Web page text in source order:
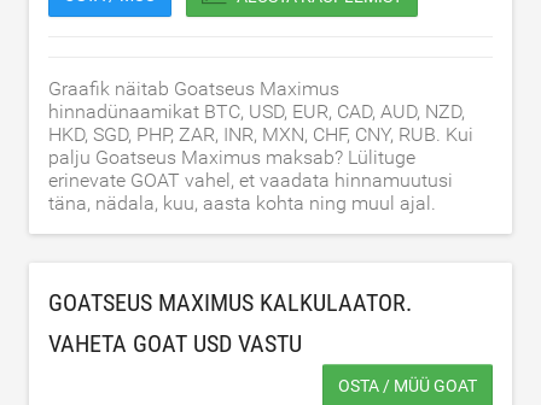
Graafik näitab Goatseus Maximus
hinnadünaamikat BTC, USD, EUR, CAD, AUD, NZD,
HKD, SGD, PHP, ZAR, INR, MXN, CHF, CNY, RUB. Kui
palju Goatseus Maximus maksab? Lülituge
erinevate GOAT vahel, et vaadata hinnamuutusi
täna, nädala, kuu, aasta kohta ning muul ajal.
GOATSEUS MAXIMUS KALKULAATOR.
VAHETA GOAT USD VASTU
OSTA / MÜÜ GOAT